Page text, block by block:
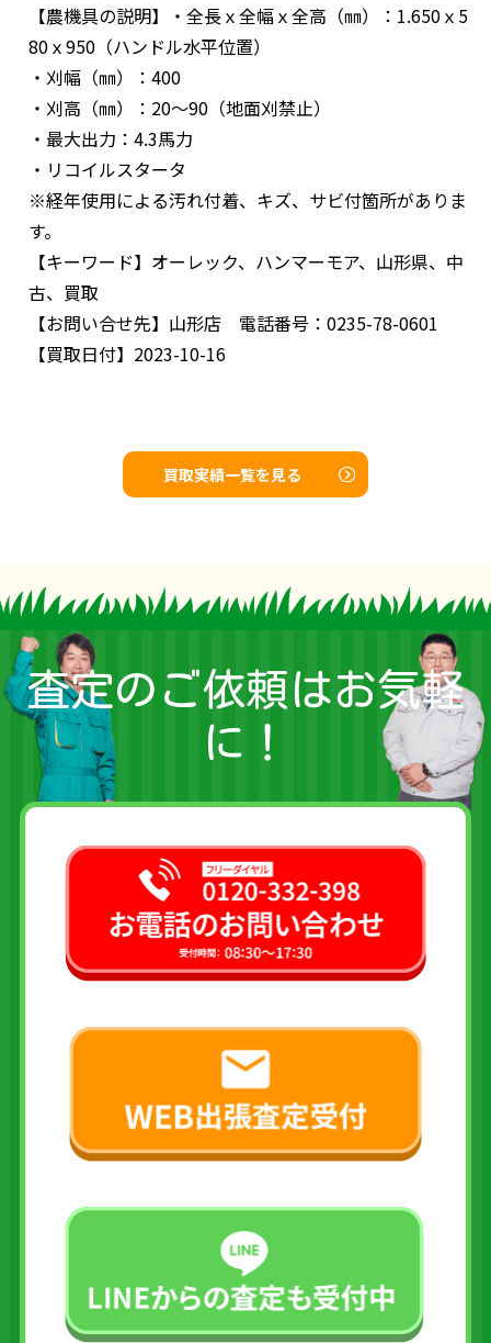
【農機具の説明】
・全長ｘ全幅ｘ全高（㎜）：1.650ｘ5
80ｘ950（ハンドル水平位置）
・刈幅（㎜）：400
・刈高（㎜）：20～90（地面刈禁止）
・最大出力：4.3馬力
・リコイルスタータ
※経年使用による汚れ付着、キズ、サビ付箇所がありま
す。
【キーワード】 オーレック、ハンマーモア、山形県、中
古、買取
【お問い合せ先】 山形店 電話番号：0235-78-0601
【買取日付】 2023-10-16
買取実績一覧を見る
査定のご依頼はお気軽
に！